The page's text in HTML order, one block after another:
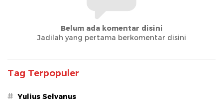
Belum ada komentar disini
Jadilah yang pertama berkomentar disini
Tag Terpopuler
# Yulius Selvanus